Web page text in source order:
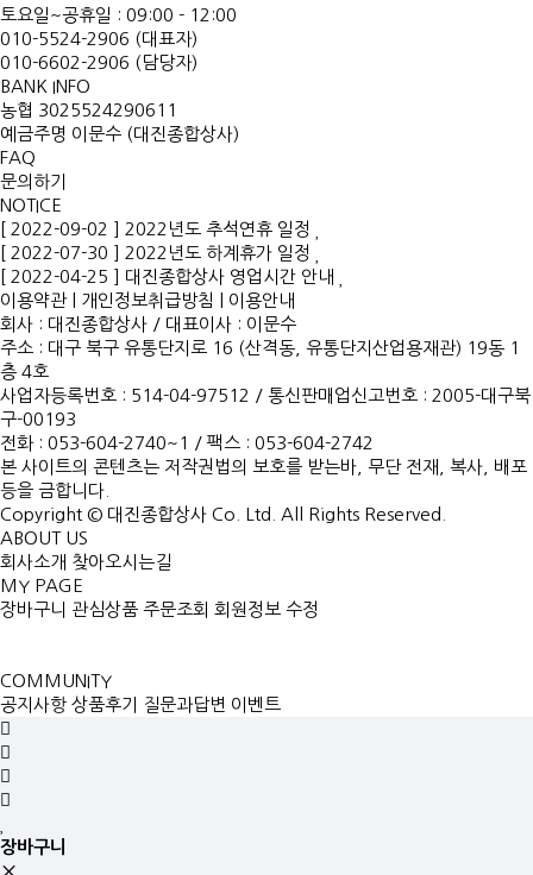
토요일~공휴일 : 09:00 - 12:00
010-5524-2906 (대표자)
010-6602-2906 (담당자)
BANK INFO
농협 3025524290611
예금주명 이문수 (대진종합상사)
FAQ
문의하기
NOTICE
[ 2022-09-02 ] 2022년도 추석연휴 일정
[ 2022-07-30 ] 2022년도 하계휴가 일정
[ 2022-04-25 ] 대진종합상사 영업시간 안내
이용약관| 개인정보취급방침
이용안내
회사 : 대진종합상사 / 대표이사 : 이문수
주소 : 대구 북구 유통단지로 16 (산격동, 유통단지산업용재관) 19동 1
층 4호
사업자등록번호 : 514-04-97512 / 통신판매업신고번호 : 2005-대구북
구-00193
전화 : 053-604-2740~1 / 팩스 : 053-604-2742
본 사이트의 콘텐츠는 저작권법의 보호를 받는바, 무단 전재, 복사, 배포
등을 금합니다.
Copyright © 대진종합상사 Co. Ltd. All Rights Reserved.
ABOUT US
회사소개 찾아오시는길
MY PAGE
장바구니 관심상품 주문조회 회원정보 수정
COMMUNITY
공지사항 상품후기 질문과답변 이벤트
장바구니